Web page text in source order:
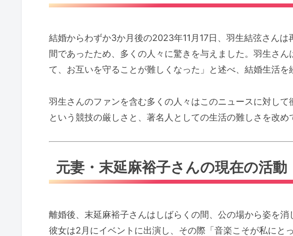
結婚からわずか3か月後の2023年11月17日、羽生結弦さん
間であったため、多くの人々に驚きを与えました。羽生さ
て、お互いを守ることが難しくなった」と述べ、結婚生活
羽生さんのファンを含む多くの人々はこのニュースに対し
という競技の厳しさと、著名人としての生活の難しさを改め
元妻・末延麻裕子さんの現在の活動
離婚後、末延麻裕子さんはしばらくの間、公の場から姿を
彼女は2月にイベントに出演し、その際「音楽こそが私にと